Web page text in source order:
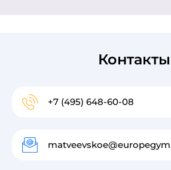
Контакты
+7 (495) 648-60-08